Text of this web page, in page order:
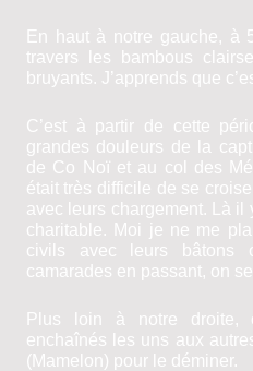
En hautà notre gauche, à
travers
les bambous
bruyants. J’apprends que
C’est à partir de cette
grandes douleurs de la
de Co Noï et au col des
était très difficile de se
avec leurs chargement. Là il
charitable. Moi je ne me
civils avec leurs bâtons
camarades en passant, on
Plus loin à notre droite,
enchaînés les uns aux
(Mamelon) pour le déminer.